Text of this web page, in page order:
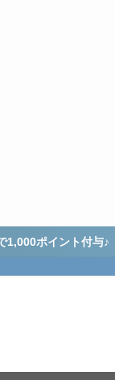
1,000ポイント付与♪